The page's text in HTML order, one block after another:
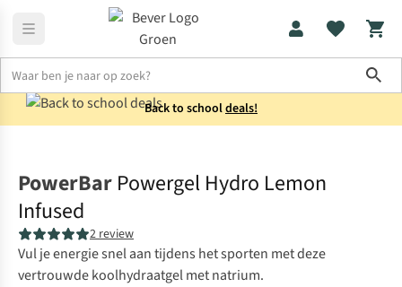
Back to schooldeals!
PowerBar Powergel Hydro Lemon
Infused
2 review
Vul je energie snel aan tijdens het sporten met deze
vertrouwde koolhydraatgel met natrium.